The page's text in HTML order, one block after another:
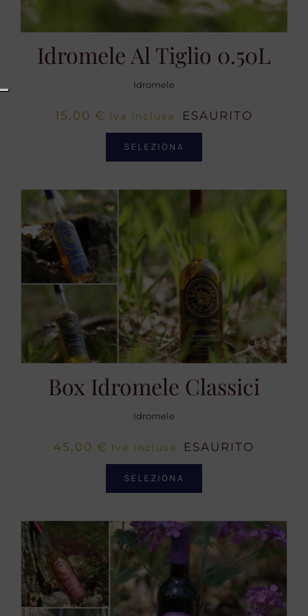
Idromele Al Tiglio 0.50L
Idromele
15,00 € Iva Inclusa ESAURITO
SELEZIONA
Box Idromele Classici
Idromele
45,00 € Iva Inclusa ESAURITO
SELEZIONA